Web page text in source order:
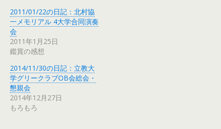
2011/01/22の日記：北村協
一メモリアル 4大学合同演奏
会
2011年1月25日
鑑賞の感想
2014/11/30の日記：立教大
学グリークラブOB会総会・
懇親会
2014年12月27日
もろもろ